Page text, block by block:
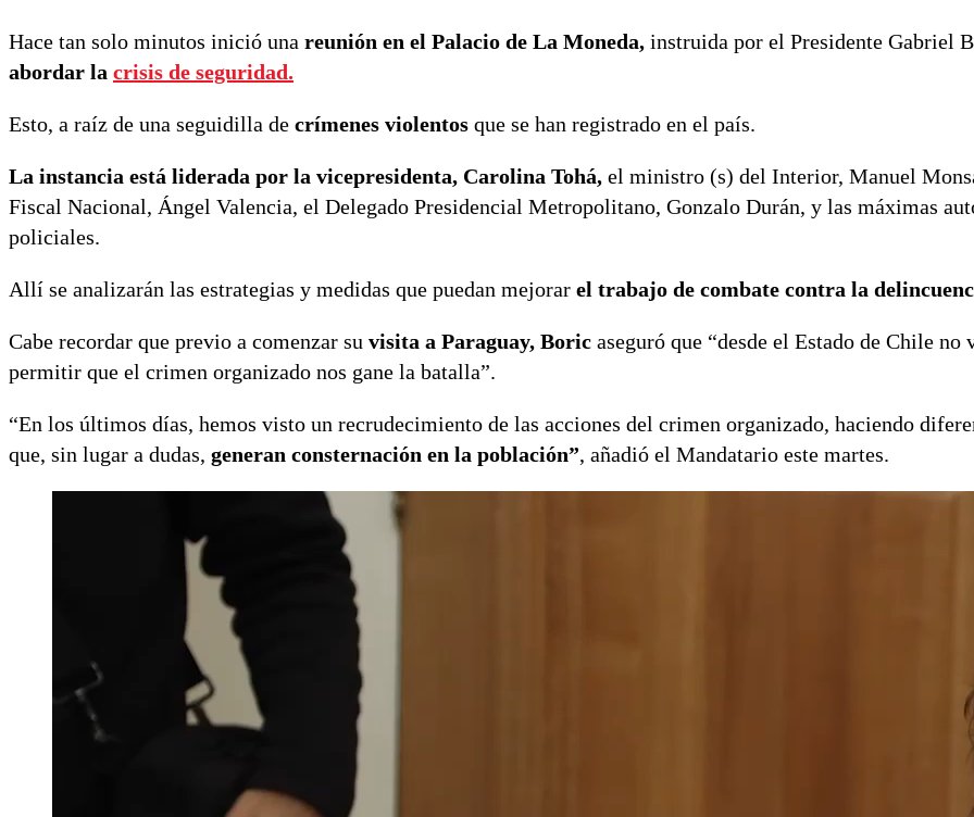
Hace tan solo minutos inició una reunión en el Palacio de La Moneda, instruida por el Presidente Gabriel
abordar la crisis de seguridad.
Esto, a raíz de una seguidilla de crímenes violentos que se han registrado en el país.
La instancia está liderada por la vicepresidenta, Carolina Tohá, el ministro (s) del Interior, Manuel
Fiscal Nacional, Ángel Valencia, el Delegado Presidencial Metropolitano, Gonzalo Durán, y las máximas
policiales.
Allí se analizarán las estrategias y medidas que puedan mejorar el trabajo de combate contra la
Cabe recordar que previo a comenzar su visita a Paraguay, Boric aseguró que “desde el Estado de Chile no
permitir que el crimen organizado nos gane la batalla”.
“En los últimos días, hemos visto un recrudecimiento de las acciones del crimen organizado, haciendo
que, sin lugar a dudas, generan consternación en la población”, añadió el Mandatario este martes.